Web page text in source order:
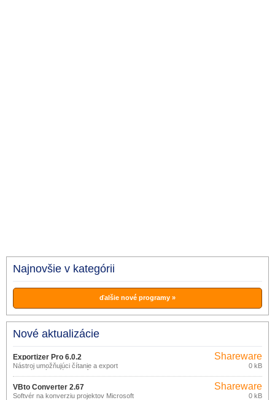
Najnovšie v kategórii
ďalšie nové programy »
Nové aktualizácie
Exportizer Pro 6.0.2
Nástroj umožňujúci čítanie a export
databázových súborov rôznych
formátov.
Shareware
0 kB
VBto Converter 2.67
Softvér na konverziu projektov Microsoft
Shareware
0 kB